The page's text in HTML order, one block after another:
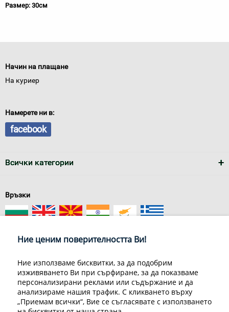
Размер: 30см
Начин на плащане
На куриер
Намерете ни в:
facebook
Всички категории
Връзки
За нас
Условия за доставка
Конфиденциалност на информацията
Общи условия
Декларация за личните данни
Често задавани въпроси
Ние ценим поверителността Ви!
Ние използваме бисквитки, за да подобрим
изживяването Ви при сърфиране, за да показваме
персонализирани реклами или съдържание и да
анализираме нашия трафик. С кликването върху
„Приемам всички“, Вие се съгласявате с използването